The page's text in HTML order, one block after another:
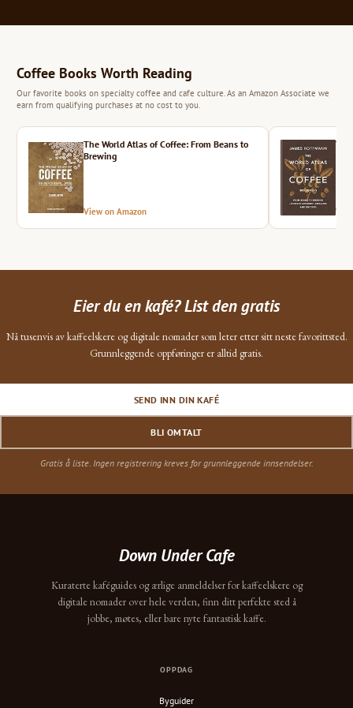
Coffee Books Worth Reading
Our favorite books on specialty coffee and cafe culture. As an Amazon Associate we
earn from qualifying purchases at no cost to you.
The World Atlas of Coffee: From Beans to
Brewing
View on Amazon
Eier du en kafé? List den gratis
Nå tusenvis av kaffeelskere og digitale nomader som leter etter sitt neste favorittsted.
Grunnleggende oppføringer er alltid gratis.
SEND INN DIN KAFÉ
BLI OMTALT
Gratis å liste. Ingen registrering kreves for grunnleggende innsendelser.
Down Under Cafe
Kuraterte kaféguides og ærlige anmeldelser for kaffeelskere og
digitale nomader over hele verden, finn ditt perfekte sted å
jobbe, møtes, eller bare nyte fantastisk kaffe.
OPPDAG
Byguider